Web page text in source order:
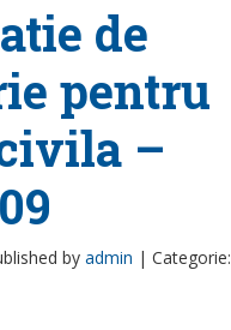
de
pentru
–
by admin | Categorie: